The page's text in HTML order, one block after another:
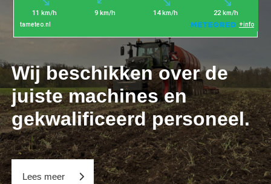
Wij beschikken over de
juiste machines en
gekwalificeerd personeel.
Lees meer